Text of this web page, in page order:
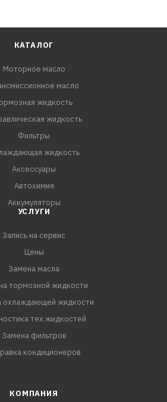
КАТАЛОГ
Моторное масло
масло
жидкость
жидкость
Фильтры
жидкость
Аксессуары
Автохимия
Аккумуляторы
УСЛУГИ
Запись на сервис
Цены
Замена масла
тормозной жидкости
охлаждающей жидкости
тех.жидкостей
Замена фильтров
кондиционеров
КОМПАНИЯ